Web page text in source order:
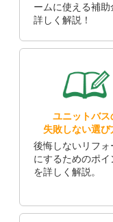
ームに使える補助
詳しく解説！
ユニットバス
失敗しない選び
後悔しないリフォ
にするためのポイ
を詳しく解説。